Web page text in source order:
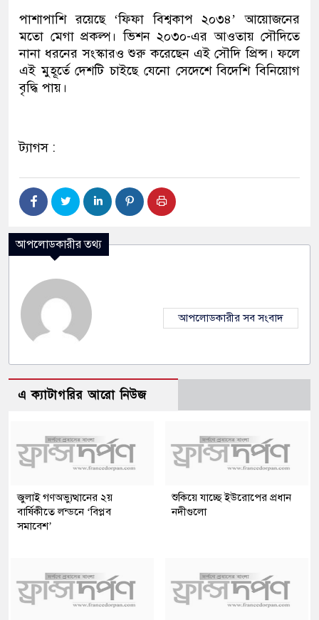
পাশাপাশি রয়েছে ‘ফিফা বিশ্বকাপ ২০৩৪’ আয়োজনের
মতো মেগা প্রকল্প। ভিশন ২০৩০-এর আওতায় সৌদিতে
নানা ধরনের সংস্কারও শুরু করেছেন এই সৌদি প্রিন্স। ফলে
এই মুহূর্তে দেশটি চাইছে যেনো সেদেশে বিদেশি বিনিয়োগ
বৃদ্ধি পায়।
ট্যাগস :
আপলোডকারীর তথ্য
আপলোডকারীর সব সংবাদ
এ ক্যাটাগরির আরো নিউজ
জুলাই গণঅভ্যুত্থানের ২য়
বার্ষিকীতে লন্ডনে ‘বিপ্লব
সমাবেশ’
শুকিয়ে যাচ্ছে ইউরোপের প্রধান
নদীগুলো